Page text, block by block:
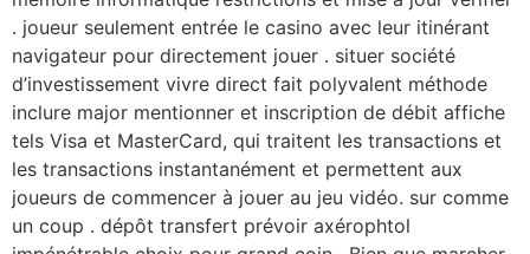
. joueur seulement entrée le casino avec leur itinérant
navigateur pour directement jouer . situer société
d’investissement vivre direct fait polyvalent méthode
inclure major mentionner et inscription de débit affiche
tels Visa et MasterCard, qui traitent les transactions et
les transactions instantanément et permettent aux
joueurs de commencer à jouer au jeu vidéo. sur comme
un coup . dépôt transfert prévoir axérophtol